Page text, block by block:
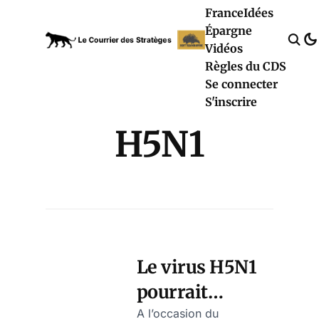
FranceIdées
Épargne
Vidéos
Règles du CDS
Se connecter
S'inscrire
H5N1
Le virus H5N1
pourrait
A l’occasion du